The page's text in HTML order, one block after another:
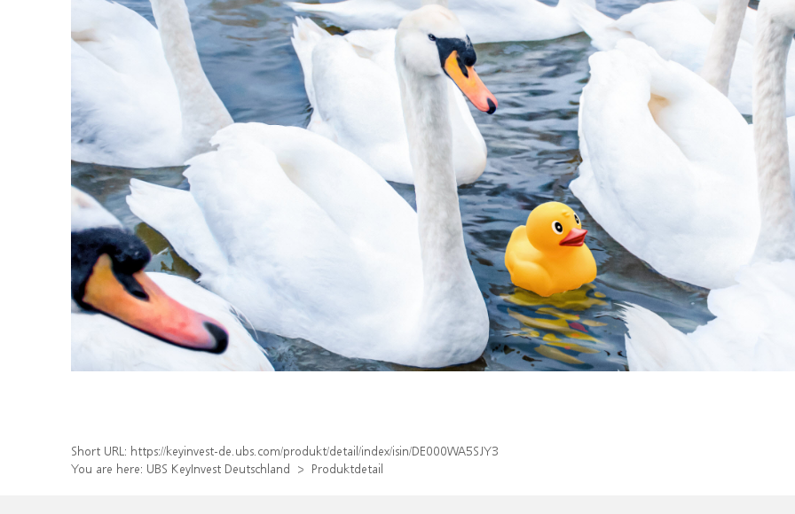
Short URL: https://keyinvest-de.ubs.com/produkt/detail/index/isin/DE000WA5SJY3
You are here: UBS KeyInvest Deutschland Produktdetail